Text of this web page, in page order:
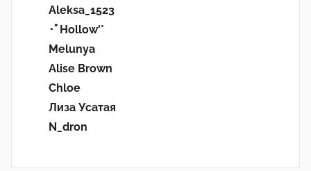
Aleksa_1523
･ﾟHollow'°
Melunya
Alise Brown
Chloe
Лиза Усатая
N_dron